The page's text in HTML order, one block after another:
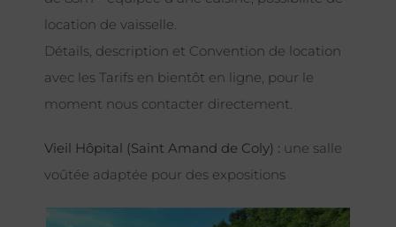
location de vaisselle.
Détails, description et Convention de location
avec les Tarifs en bientôt en ligne, pour le
moment nous contacter directement.
Vieil Hôpital (Saint Amand de Coly) : une salle
voûtée adaptée pour des expositions